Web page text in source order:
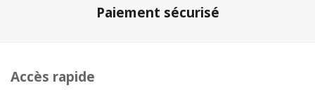
Paiement sécurisé
Accès rapide